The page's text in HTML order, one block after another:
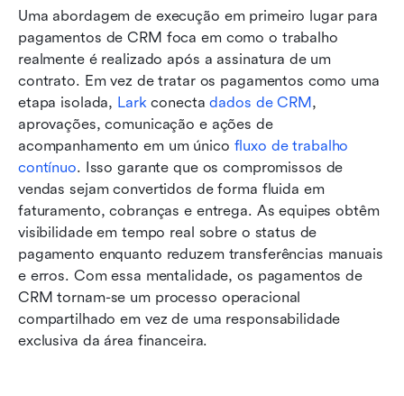
Uma abordagem de execução em primeiro lugar para
pagamentos de CRM foca em como o trabalho
realmente é realizado após a assinatura de um
contrato. Em vez de tratar os pagamentos como uma
etapa isolada, Lark conecta dados de CRM,
aprovações, comunicação e ações de
acompanhamento em um único fluxo de trabalho
contínuo. Isso garante que os compromissos de
vendas sejam convertidos de forma fluida em
faturamento, cobranças e entrega. As equipes obtêm
visibilidade em tempo real sobre o status de
pagamento enquanto reduzem transferências manuais
e erros. Com essa mentalidade, os pagamentos de
CRM tornam-se um processo operacional
compartilhado em vez de uma responsabilidade
exclusiva da área financeira.